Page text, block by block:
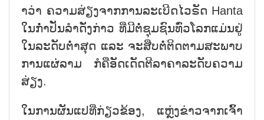
າ​ວ່າ ຄວາມ​ສ່ຽງ​ຈາກ​ການ​ລະ​ເບີດ​ໄວ​ຣັດ Hanta
ໃນ​ກ່ຳ​ປັ່ນ​ລຳ​ດັ່ງ​ກ່າວ ທີ່​ມີ​ຕໍ່​ຊຸມ​ຊົນ​ທົ່ວ​ໂລກ​ແມ່ນ​ຢູ່​
ໃນ​ລະ​ດັບ​ຕ່ຳ​ສຸດ ແລະ ຈະ​ສືບ​ຕໍ່​ຕິດ​ຕາມ​ສະ​ພາບ​
ການ​ແຜ່​ລາມ ກໍ​ຄື​ອັດ​ເດັດ​ຕີ​ລາ​ຄາ​ລະ​ດັບ​ຄວາມ​
ສ່ຽງ.
ໃນ​ການ​ຜັນ​ແປ​ທີ່​ກ່ຽວ​ຂ້ອງ, ແຫຼ່ງ​ຂ່າວ​ຈາກ​ເຈົ້າ​